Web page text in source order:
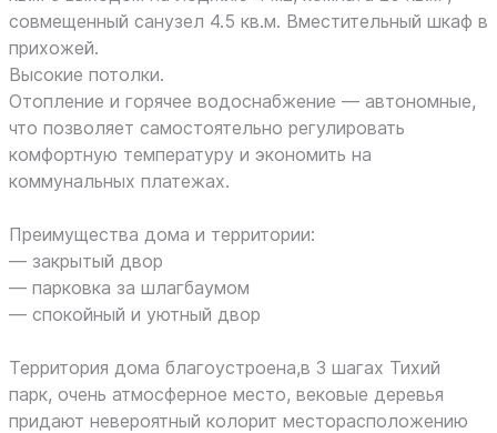
совмещенный санузел 4.5 кв.м. Вместительный шкаф в
прихожей.
Высокие потолки.
Отопление и горячее водоснабжение — автономные,
что позволяет самостоятельно регулировать
комфортную температуру и экономить на
коммунальных платежах.
Преимущества дома и территории:
— закрытый двор
— парковка за шлагбаумом
— спокойный и уютный двор
Территория дома благоустроена,в 3 шагах Тихий
парк, очень атмосферное место, вековые деревья
придают невероятный колорит месторасположению